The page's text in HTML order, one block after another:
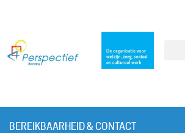
BEREIKBAARHEID & CONTACT